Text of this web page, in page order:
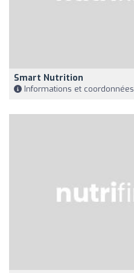
Smart Nutrition
Informations et coordonnées